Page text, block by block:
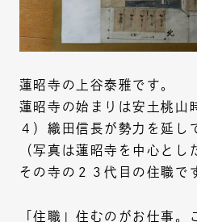
蓮昭寺の上谷泰雅です。
蓮昭寺の始まりは安土桃山
４）織田信長が勢力を延し
（写真は蓮昭寺を中心とし
その寺の２３代目の住職で
「住職」住むのがお仕事。